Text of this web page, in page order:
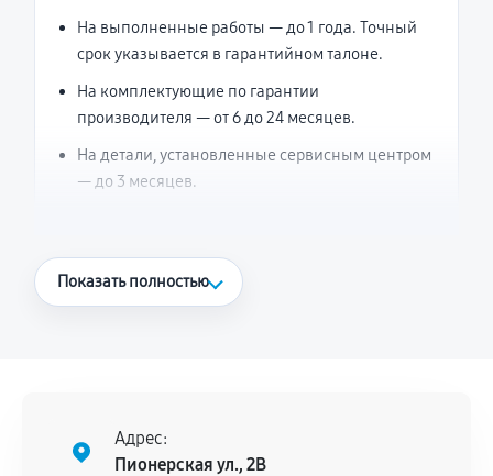
На выполненные работы — до 1 года. Точный
срок указывается в гарантийном талоне.
На комплектующие по гарантии
производителя — от 6 до 24 месяцев.
На детали, установленные сервисным центром
— до 3 месяцев.
Что считается гарантийным случаем
нормальной эксплуатации в течение
гарантийного срока.
Показать полностью
Адрес:
Пионерская ул., 2В